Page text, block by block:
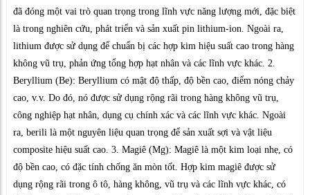
đã đóng một vai trò quan trọng trong lĩnh vực năng lượng mới, đặc biệt
là trong nghiên cứu, phát triển và sản xuất pin lithium-ion. Ngoài ra,
lithium được sử dụng để chuẩn bị các hợp kim hiệu suất cao trong hàng
không vũ trụ, phản ứng tổng hợp hạt nhân và các lĩnh vực khác. 2.
Beryllium (Be): Beryllium có mật độ thấp, độ bền cao, điểm nóng chảy
cao, v.v. Do đó, nó được sử dụng rộng rãi trong hàng không vũ trụ,
công nghiệp hạt nhân, dụng cụ chính xác và các lĩnh vực khác. Ngoài
ra, berili là một nguyên liệu quan trọng để sản xuất sợi và vật liệu
composite hiệu suất cao. 3. Magiê (Mg): Magiê là một kim loại nhẹ, có
độ bền cao, có đặc tính chống ăn mòn tốt. Hợp kim magiê được sử
dụng rộng rãi trong ô tô, hàng không, vũ trụ và các lĩnh vực khác, có